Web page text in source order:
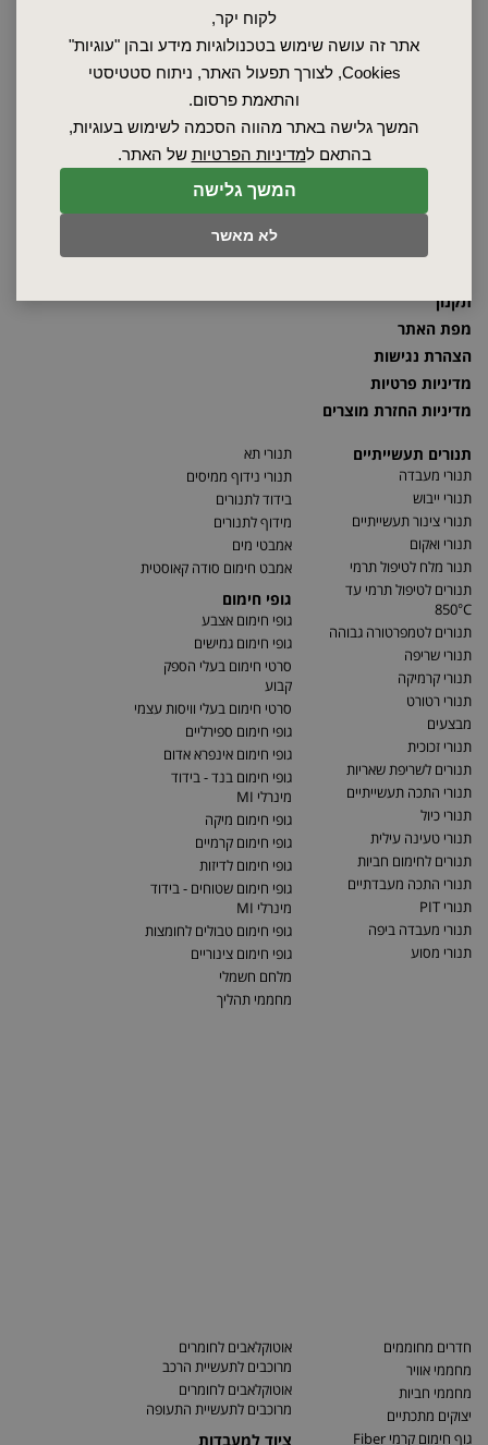
המשך גלישה
לא מאשר
לקוח יקר,
אתר זה עושה שימוש בטכנולוגיות מידע ובהן "עוגיות"
Cookies, לצורך תפעול האתר, ניתוח סטטיסטי
והתאמת פרסום.
המשך גלישה באתר מהווה הסכמה לשימוש בעוגיות,
בהתאם למדיניות הפרטיות של האתר.
2026 © כל הזכויות שמורות לאלקטרוטרם שיווק בע"מ, אין להעתיק, לשכפל
טקסטים, תמונות וכל חומר אחר באתר זה ללא אישור בעלי החברה.
שרות ותחזוקה
תקנון
מפת האתר
הצהרת נגישות
מדיניות פרטיות
מדיניות החזרת מוצרים
תנורים תעשייתיים
תנורי מעבדה
תנורי ייבוש
תנורי צינור תעשייתיים
תנורי ואקום
תנור מלח לטיפול תרמי
תנורים לטיפול תרמי עד
850°C
תנורים לטמפרטורה גבוהה
תנורי שריפה
תנורי קרמיקה
תנורי רטורט
מבצעים
תנורי זכוכית
תנורים לשריפת שאריות
תנורי התכה תעשייתיים
תנורי כיול
תנורי טעינה עילית
תנורים לחימום חביות
תנורי התכה מעבדתיים
תנורי PIT
תנורי מעבדה ביפה
תנורי מסוע
תנורי תא
תנורי נידוף ממיסים
בידוד לתנורים
מידוף לתנורים
אמבטי מים
אמבט חימום סודה קאוסטית
גופי חימום
גופי חימום אצבע
גופי חימום גמישים
סרטי חימום בעלי הספק
קבוע
סרטי חימום בעלי וויסות עצמי
גופי חימום ספירליים
גופי חימום אינפרא אדום
גופי חימום בנד - בידוד
מינרלי MI
גופי חימום מיקה
גופי חימום קרמיים
גופי חימום לדיזות
גופי חימום שטוחים - בידוד
מינרלי MI
גופי חימום טבולים לחומצות
גופי חימום צינוריים
מלחם חשמלי
מחממי תהליך
חדרים מחוממים
מחממי אוויר
מחממי חביות
יצוקים מתכתיים
גוף חימום קרמי Fiber
אוטוקלאבים לחומרים
מרוכבים לתעשיית הרכב
אוטוקלאבים לחומרים
מרוכבים לתעשיית התעופה
ציוד למעבדות